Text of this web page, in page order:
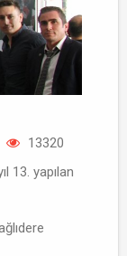
13320
13. yapılan